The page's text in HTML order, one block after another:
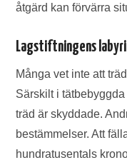
åtgärd kan förvärra
Lagstiftningens
Många vet inte att
Särskilt i
träd är skyddade.
bestämmelser. Att
hundratusentals